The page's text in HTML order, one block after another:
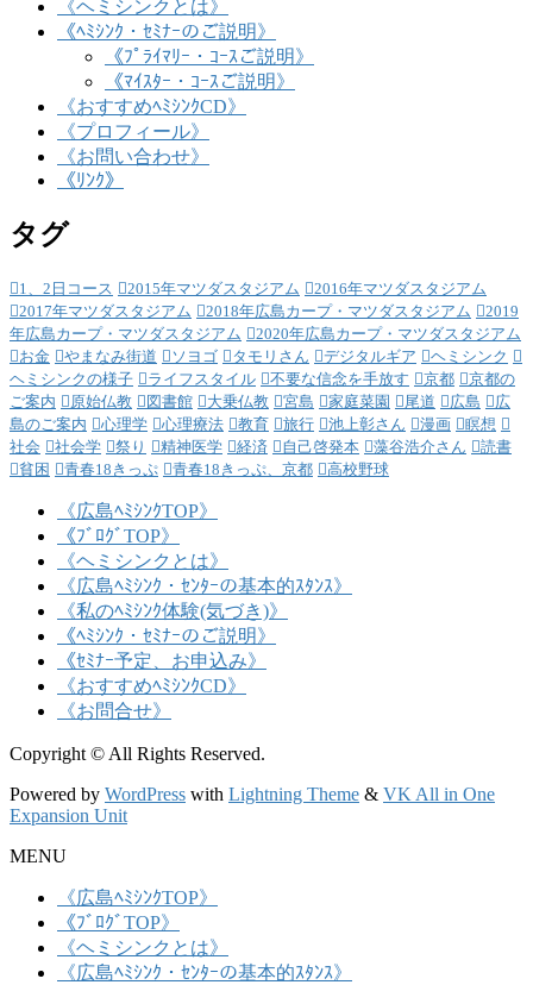
《ヘミシンクとは》
《ﾍﾐｼﾝｸ・ｾﾐﾅｰのご説明》
《ﾌﾟﾗｲﾏﾘｰ・ｺｰｽご説明》
《ﾏｲｽﾀｰ・ｺｰｽご説明》
《おすすめﾍﾐｼﾝｸCD》
《プロフィール》
《お問い合わせ》
《ﾘﾝｸ》
タグ
1、2日コース 2015年マツダスタジアム
2016年マツダスタジアム
2017年マツダスタジアム
2018年広島カープ・マツダスタジアム
2019
年広島カープ・マツダスタジアム
2020年広島カープ・マツダスタジアム
お金
やまなみ街道 ソヨゴ タモリさん デジタルギア
ヘミシンク
ヘミシンクの様子
ライフスタイル 不要な信念を手放す 京都
京都の
ご案内
原始仏教 図書館 大乗仏教 宮島 家庭菜園 尾道 広島
広
島のご案内
心理学 心理療法 教育 旅行 池上彰さん 漫画
瞑想
社会
社会学 祭り 精神医学 経済 自己啓発本 藻谷浩介さん
読書
貧困
青春18きっぷ 青春18きっぷ、京都 高校野球
《広島ﾍﾐｼﾝｸTOP》
《ﾌﾞﾛｸﾞTOP》
《ヘミシンクとは》
《広島ﾍﾐｼﾝｸ・ｾﾝﾀｰの基本的ｽﾀﾝｽ》
《私のﾍﾐｼﾝｸ体験(気づき)》
《ﾍﾐｼﾝｸ・ｾﾐﾅｰのご説明》
《ｾﾐﾅｰ予定、お申込み》
《おすすめﾍﾐｼﾝｸCD》
《お問合せ》
Copyright © All Rights Reserved.
Powered by WordPress with Lightning Theme & VK All in One
Expansion Unit
MENU
《広島ﾍﾐｼﾝｸTOP》
《ﾌﾞﾛｸﾞTOP》
《ヘミシンクとは》
《広島ﾍﾐｼﾝｸ・ｾﾝﾀｰの基本的ｽﾀﾝｽ》